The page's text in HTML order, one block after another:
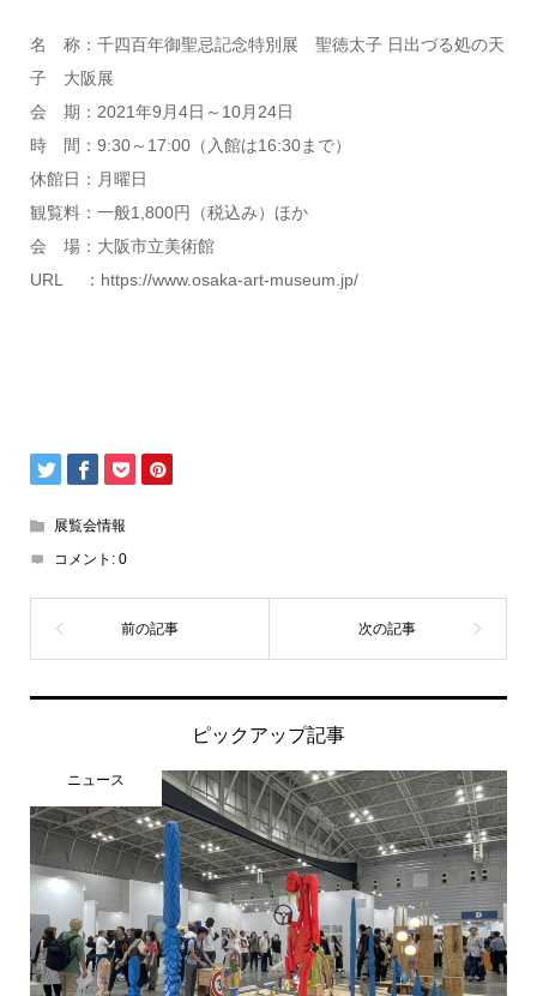
名 称：千四百年御聖忌記念特別展 聖徳太子 日出づる処の天
子 大阪展
会 期：2021年9月4日～10月24日
時 間：9:30～17:00（入館は16:30まで）
休館日：月曜日
観覧料：一般1,800円（税込み）ほか
会 場：大阪市立美術館
URL ：https://www.osaka-art-museum.jp/
展覧会情報
コメント: 0
ピックアップ記事
ニュース